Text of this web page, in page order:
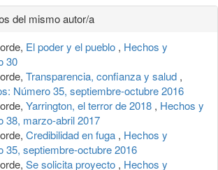
del mismo autor/a
El poder y el pueblo , Hechos y
30
Transparencia, confianza y salud ,
Número 35, septiembre-octubre 2016
Yarrington, el terror de 2018 , Hechos y
38, marzo-abril 2017
Credibilidad en fuga , Hechos y
35, septiembre-octubre 2016
Se solicita proyecto , Hechos y